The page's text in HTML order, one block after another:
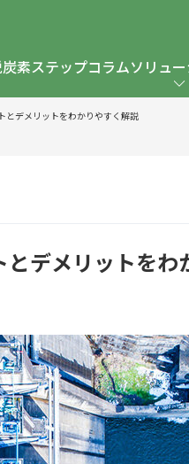
素ステップコラムソリュ
とデメリットをわかりやすく解説
デメリットをわ